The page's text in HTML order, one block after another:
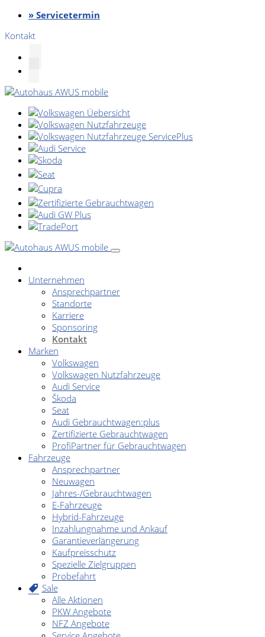
» Servicetermin
Kontakt
Unternehmen
Ansprechpartner
Standorte
Karriere
Sponsoring
Kontakt
Marken
Volkswagen
Volkswagen Nutzfahrzeuge
Audi Service
Škoda
Seat
Audi Gebrauchtwagen:plus
Zertifizierte Gebrauchtwagen
ProfiPartner für Gebrauchtwagen
Fahrzeuge
Ansprechpartner
Neuwagen
Jahres-/Gebrauchtwagen
E-Fahrzeuge
Hybrid-Fahrzeuge
Inzahlungnahme und Ankauf
Garantieverlängerung
Kaufpreisschutz
Spezielle Zielgruppen
Probefahrt
Sale
Alle Aktionen
PKW Angebote
NFZ Angebote